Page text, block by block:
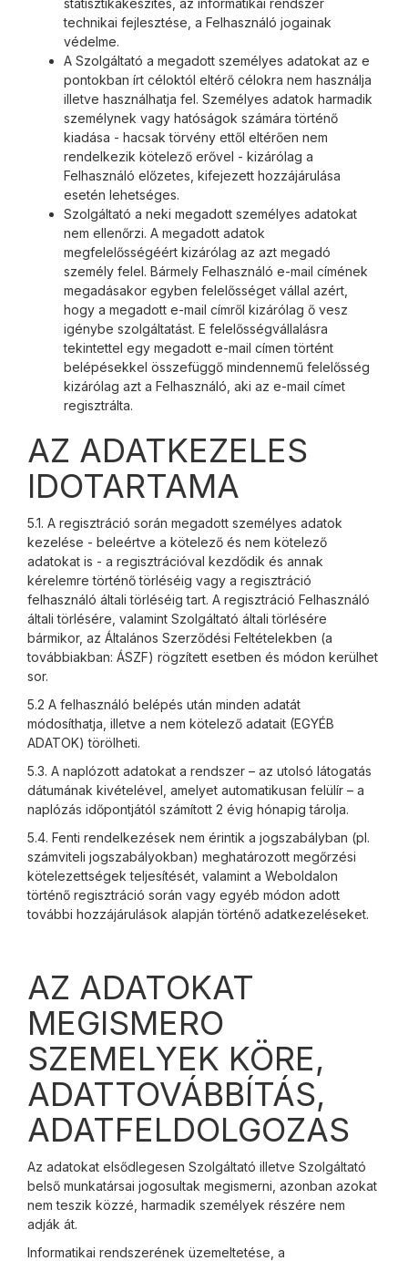
statisztikakészítés, az informatikai rendszer
technikai fejlesztése, a Felhasználó jogainak
védelme.
A Szolgáltató a megadott személyes adatokat az e
pontokban írt céloktól eltérő célokra nem használja
illetve használhatja fel. Személyes adatok harmadik
személynek vagy hatóságok számára történő
kiadása - hacsak törvény ettől eltérően nem
rendelkezik kötelező erővel - kizárólag a
Felhasználó előzetes, kifejezett hozzájárulása
esetén lehetséges.
Szolgáltató a neki megadott személyes adatokat
nem ellenőrzi. A megadott adatok
megfelelősségéért kizárólag az azt megadó
személy felel. Bármely Felhasználó e-mail címének
megadásakor egyben felelősséget vállal azért,
hogy a megadott e-mail címről kizárólag ő vesz
igénybe szolgáltatást. E felelősségvállalásra
tekintettel egy megadott e-mail címen történt
belépésekkel összefüggő mindennemű felelősség
kizárólag azt a Felhasználó, aki az e-mail címet
regisztrálta.
AZ ADATKEZELES
IDOTARTAMA
5.1. A regisztráció során megadott személyes adatok
kezelése - beleértve a kötelező és nem kötelező
adatokat is - a regisztrációval kezdődik és annak
kérelemre történő törléséig vagy a regisztráció
felhasználó általi törléséig tart. A regisztráció Felhasználó
általi törlésére, valamint Szolgáltató általi törlésére
bármikor, az Általános Szerződési Feltételekben (a
továbbiakban: ÁSZF) rögzített esetben és módon kerülhet
sor.
5.2 A felhasználó belépés után minden adatát
módosíthatja, illetve a nem kötelező adatait (EGYÉB
ADATOK) törölheti.
5.3. A naplózott adatokat a rendszer – az utolsó látogatás
dátumának kivételével, amelyet automatikusan felülír – a
naplózás időpontjától számított 2 évig hónapig tárolja.
5.4. Fenti rendelkezések nem érintik a jogszabályban (pl.
számviteli jogszabályokban) meghatározott megőrzési
kötelezettségek teljesítését, valamint a Weboldalon
történő regisztráció során vagy egyéb módon adott
további hozzájárulások alapján történő adatkezeléseket.
AZ ADATOKAT
MEGISMERO
SZEMELYEK KÖRE,
ADATTOVÁBBÍTÁS,
ADATFELDOLGOZAS
Az adatokat elsődlegesen Szolgáltató illetve Szolgáltató
belső munkatársai jogosultak megismerni, azonban azokat
nem teszik közzé, harmadik személyek részére nem
adják át.
Informatikai rendszerének üzemeltetése, a